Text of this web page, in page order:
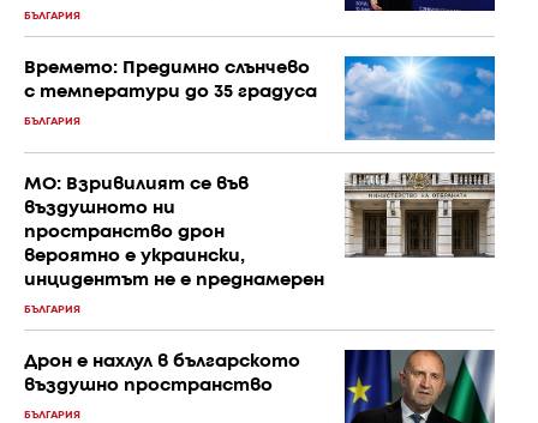
БЪЛГАРИЯ
Времето: Предимно слънчево
с температури до 35 градуса
БЪЛГАРИЯ
МО: Взривилият се във
въздушното ни
пространство дрон
вероятно е украински,
инцидентът не е преднамерен
БЪЛГАРИЯ
Дрон е нахлул в българското
въздушно пространство
БЪЛГАРИЯ